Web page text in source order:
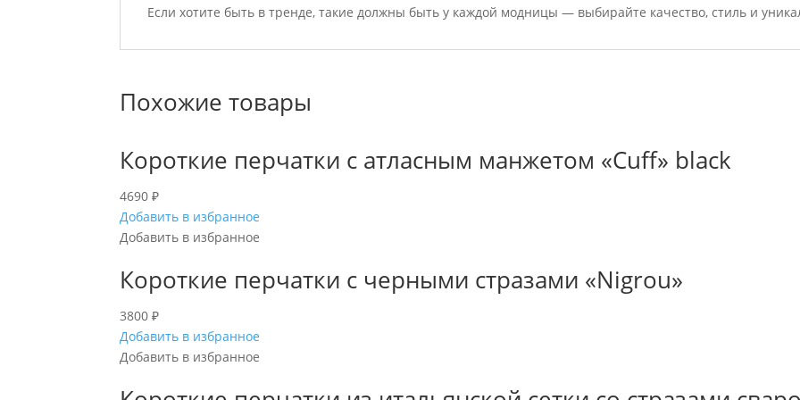
Если хотите быть в тренде, такие должны быть у каждой модницы — выбирайте качество, стиль и
Похожие товары
Короткие перчатки с атласным манжетом «Cuff» black
4690₽
Добавить в избранное
Добавить в избранное
Короткие перчатки с черными стразами «Nigrou»
3800₽
Добавить в избранное
Добавить в избранное